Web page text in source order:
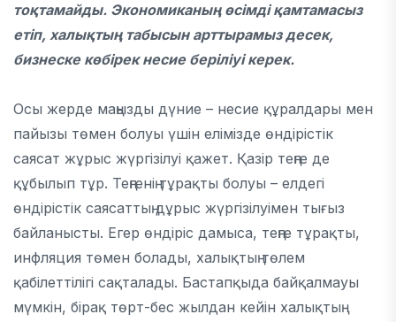
тоқтамайды. Экономиканың өсімді қамтамасыз
етіп, халықтың табысын арттырамыз десек,
бизнеске көбірек несие беріліуі керек.
Осы жерде маңызды дүние – несие құралдары мен
пайызы төмен болуы үшін елімізде өндірістік
саясат жұрыс жүргізілуі қажет. Қазір теңге де
құбылып тұр. Теңгенің тұрақты болуы – елдегі
өндірістік саясаттың дұрыс жүргізілуімен тығыз
байланысты. Егер өндіріс дамыса, теңге тұрақты,
инфляция төмен болады, халықтың төлем
қабілеттілігі сақталады. Бастапқыда байқалмауы
мүмкін, бірақ төрт-бес жылдан кейін халықтың